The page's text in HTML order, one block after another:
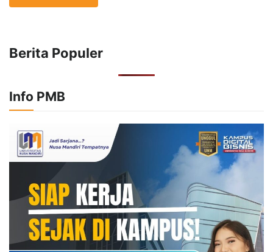
Berita Populer
Info PMB